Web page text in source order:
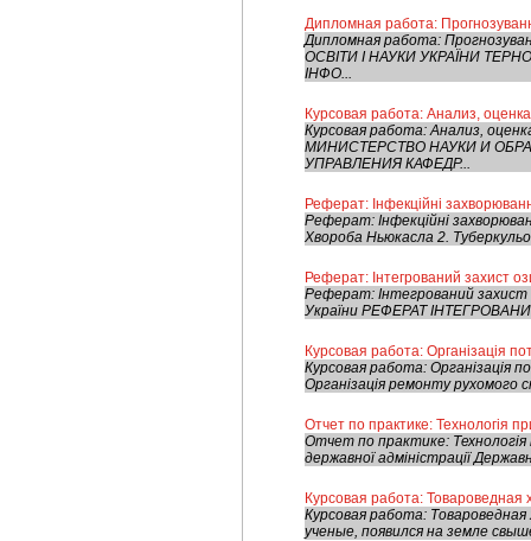
Дипломная работа:
Дипломная работа:
ОСВІТИ І НАУКИ УКРАЇНИ
ІНФО...
Курсовая работа: Анализ,
Курсовая работа: Анализ,
МИНИСТЕРСТВО НАУКИ И
УПРАВЛЕНИЯ КАФЕДР...
Реферат: Інфекційні
Реферат: Інфекційні
Хвороба Ньюкасла 2.
Реферат: Інтегрований захист
Реферат: Інтегрований захист
України РЕФЕРАТ
Курсовая работа: Організація
Курсовая работа: Організація
Організація ремонту рухомого
Отчет по практике: Технологія
Отчет по практике: Технологія
державної адміністрації
Курсовая работа:
Курсовая работа:
ученые, появился на земле